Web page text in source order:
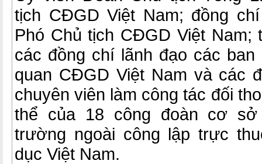
tịch CĐGD Việt Nam; đồng
Phó Chủ tịch CĐGD Việt Nam;
các đồng chí lãnh đạo các
quan CĐGD Việt Nam và các
chuyên viên làm công tác đối
thể của 18 công đoàn cơ sở
trường ngoài công lập trực
dục Việt Nam.